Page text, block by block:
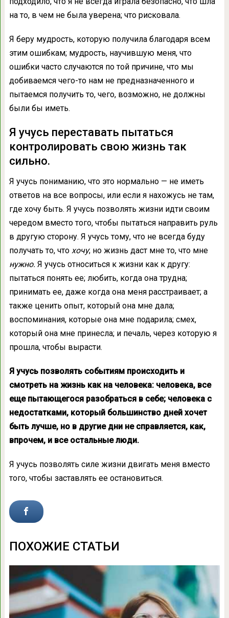
на то, в чем не была уверена; что рисковала.
Я беру мудрость, которую получила благодаря всем
этим ошибкам; мудрость, научившую меня, что
ошибки часто случаются по той причине, что мы
добиваемся чего-то нам не предназначенного и
пытаемся получить то, чего, возможно, не должны
были бы иметь.
Я учусь переставать пытаться
контролировать свою жизнь так
сильно.
Я учусь пониманию, что это нормально — не иметь
ответов на все вопросы, или если я нахожусь не там,
где хочу быть. Я учусь позволять жизни идти своим
чередом вместо того, чтобы пытаться направить руль
в другую сторону. Я учусь тому, что не всегда буду
получать то, что хочу; но жизнь даст мне то, что мне
нужно. Я учусь относиться к жизни как к другу:
пытаться понять ее; любить, когда она трудна;
принимать ее, даже когда она меня расстраивает; а
также ценить опыт, который она мне дала;
воспоминания, которые она мне подарила; смех,
который она мне принесла; и печаль, через которую я
прошла, чтобы вырасти.
Я учусь позволять событиям происходить и
смотреть на жизнь как на человека: человека, все
еще пытающегося разобраться в себе; человека с
недостатками, который большинство дней хочет
быть лучше, но в другие дни не справляется, как,
впрочем, и все остальные люди.
Я учусь позволять силе жизни двигать меня вместо
того, чтобы заставлять ее остановиться.
ПОХОЖИЕ СТАТЬИ